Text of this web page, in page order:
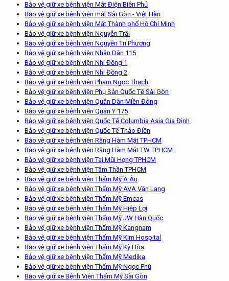
Bảo vệ giữ xe bệnh viện Mắt Điện Biên Phủ
Bảo vệ giữ xe bệnh viện mắt Sài Gòn - Việt Hàn
Bảo vệ giữ xe bệnh viện Mắt Thành phố Hồ Chí Minh
Bảo vệ giữ xe bệnh viện Nguyễn Trãi
Bảo vệ giữ xe bệnh viện Nguyễn Tri Phương
Bảo vệ giữ xe bệnh viện Nhân Dân 115
Bảo vệ giữ xe bệnh viện Nhi Đồng 1
Bảo vệ giữ xe bệnh viện Nhi Đồng 2
Bảo vệ giữ xe bệnh viện Phạm Ngọc Thạch
Bảo vệ giữ xe bệnh viện Phụ Sản Quốc Tế Sài Gòn
Bảo vệ giữ xe bệnh viện Quân Dân Miền Đông
Bảo vệ giữ xe bệnh viện Quân Y 175
Bảo vệ giữ xe bệnh viện Quốc Tế Columbia Asia Gia Định
Bảo vệ giữ xe bệnh viện Quốc Tế Thảo Điền
Bảo vệ giữ xe bệnh viện Răng Hàm Mặt TPHCM
Bảo vệ giữ xe bệnh viện Răng Hàm Mặt TW TPHCM
Bảo vệ giữ xe bệnh viện Tai Mũi Họng TPHCM
Bảo vệ giữ xe bệnh viện Tâm Thần TPHCM
Bảo vệ giữ xe bệnh viện Thẩm Mỹ Á Âu
Bảo vệ giữ xe bệnh viện Thẩm Mỹ AVA Văn Lang
Bảo vệ giữ xe bệnh viện Thẩm Mỹ Emcas
Bảo vệ giữ xe bệnh viện Thẩm Mỹ Hiệp Lợi
Bảo vệ giữ xe bệnh viện Thẩm Mỹ JW Hàn Quốc
Bảo vệ giữ xe bệnh viện Thẩm Mỹ Kangnam
Bảo vệ giữ xe bệnh viện Thẩm Mỹ Kim Hospital
Bảo vệ giữ xe bệnh viện Thẩm Mỹ Kỳ Hòa
Bảo vệ giữ xe bệnh viện Thẩm Mỹ Medika
Bảo vệ giữ xe bệnh viện Thẩm Mỹ Ngọc Phú
Bảo vệ giữ xe Bệnh Viện Thẩm Mỹ Sài Gòn